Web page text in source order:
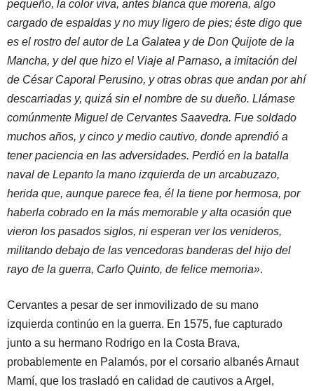
pequeño, la color viva, antes blanca que morena, algo
cargado de espaldas y no muy ligero de pies; éste digo que
es el rostro del autor de La Galatea y de Don Quijote de la
Mancha, y del que hizo el Viaje al Parnaso, a imitación del
de César Caporal Perusino, y otras obras que andan por ahí
descarriadas y, quizá sin el nombre de su dueño. Llámase
comúnmente Miguel de Cervantes Saavedra. Fue soldado
muchos años, y cinco y medio cautivo, donde aprendió a
tener paciencia en las adversidades. Perdió en la batalla
naval de Lepanto la mano izquierda de un arcabuzazo,
herida que, aunque parece fea, él la tiene por hermosa, por
haberla cobrado en la más memorable y alta ocasión que
vieron los pasados siglos, ni esperan ver los venideros,
militando debajo de las vencedoras banderas del hijo del
rayo de la guerra, Carlo Quinto, de felice memoria».
Cervantes a pesar de ser inmovilizado de su mano
izquierda continúo en la guerra. En 1575, fue capturado
junto a su hermano Rodrigo en la Costa Brava,
probablemente en Palamós, por el corsario albanés Arnaut
Mamí, que los trasladó en calidad de cautivos a Argel,